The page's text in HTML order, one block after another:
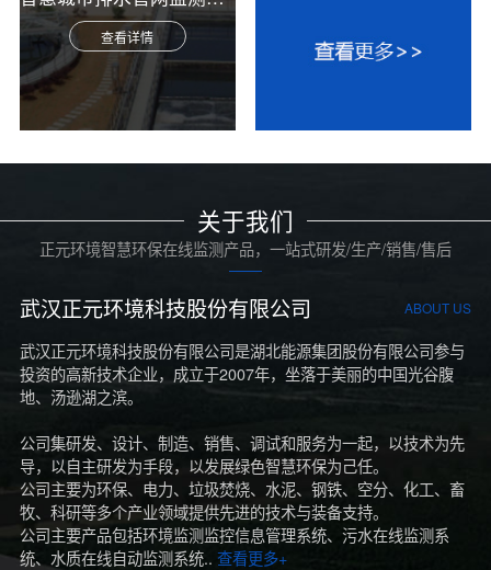
查看详情
关于我们
正元环境智慧环保在线监测产品，一站式研发/生产/销售/售后
武汉正元环境科技股份有限公司 ABOUT US
武汉正元环境科技股份有限公司是湖北能源集团股份有限公司参与
投资的高新技术企业，成立于2007年，坐落于美丽的中国光谷腹
地、汤逊湖之滨。
公司集研发、设计、制造、销售、调试和服务为一起，以技术为先
导，以自主研发为手段，以发展绿色智慧环保为己任。
公司主要为环保、电力、垃圾焚烧、水泥、钢铁、空分、化工、畜
牧、科研等多个产业领域提供先进的技术与装备支持。
公司主要产品包括环境监测监控信息管理系统、污水在线监测系
统、水质在线自动监测系统.. 查看更多+